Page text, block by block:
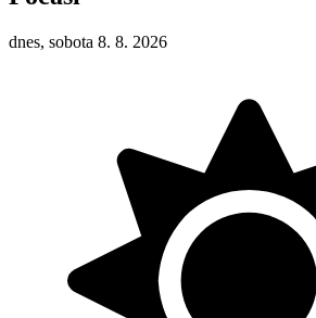
dnes, sobota 8. 8. 2026